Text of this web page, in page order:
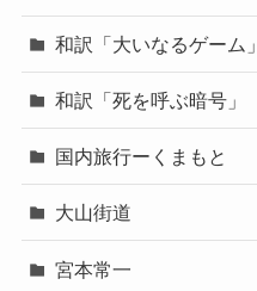
和訳「大いなるゲーム」
和訳「死を呼ぶ暗号」
国内旅行ーくまもと
大山街道
宮本常一